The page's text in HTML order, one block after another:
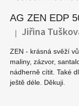
AG ZEN EDP
Hodnocení
Jiřina
ZEN - krásná svěží
maliny, zázvor,
nádherně cítit. Také
ještě déle. Děkuji.